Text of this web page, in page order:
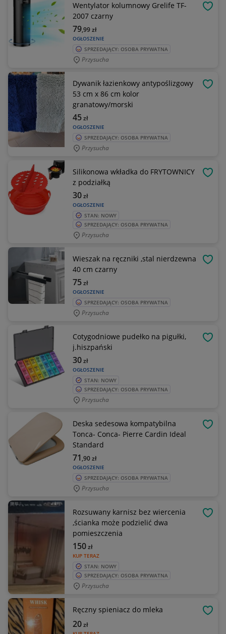
Wentylator kolumnowy Grelife TF-
2007 czarny
OGŁOSZENIE
79,99zł
SPRZEDAJĄCY: OSOBA PRYWATNA
Przysucha
Dywanik łazienkowy antypoślizgowy
53 cm x 86 cm kolor
granatowy/morski
OGŁOSZENIE
45zł
SPRZEDAJĄCY: OSOBA PRYWATNA
Przysucha
Silikonowa wkładka do FRYTOWNICY
z podziałką
OGŁOSZENIE
30zł
STAN: NOWY
SPRZEDAJĄCY: OSOBA PRYWATNA
Przysucha
Wieszak na ręczniki ,stal nierdzewna
40 cm czarny
OGŁOSZENIE
75zł
SPRZEDAJĄCY: OSOBA PRYWATNA
Przysucha
Cotygodniowe pudełko na pigułki,
j.hiszpański
OGŁOSZENIE
30zł
STAN: NOWY
SPRZEDAJĄCY: OSOBA PRYWATNA
Przysucha
Deska sedesowa kompatybilna
Tonca- Conca- Pierre Cardin Ideal
Standard
OGŁOSZENIE
71 ,90zł
SPRZEDAJĄCY: OSOBA PRYWATNA
Przysucha
Rozsuwany karnisz bez wiercenia
,ścianka może podzielić dwa
pomieszczenia
KUP TERAZ
150zł
STAN: NOWY
SPRZEDAJĄCY: OSOBA PRYWATNA
Przysucha
Ręczny spieniacz do mleka
20zł